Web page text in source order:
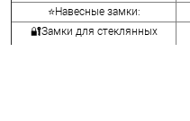
⭐Навесные замки:
🔐Замки для стеклянных